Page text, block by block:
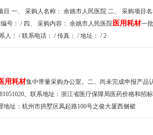
目 一、 采购人名称： 余姚市人民医院 二、 采购项目
号： / 四、 采购内容： 余姚市人民医院医用耗材一
人： / 联系电话： / 传真： / 地址： / 2
用耗材集中带量采购办公室。二、尚未完成申报产品
。联系地址：浙江省医疗保障局医药价格和招
地址：杭州市拱墅区凤起路100号之俊大厦西侧裙